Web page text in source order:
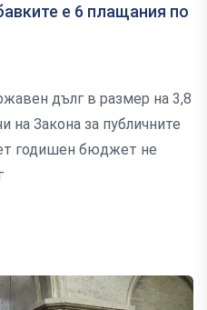
е 6 плащания по
дълг в размер на 3,8
на Закона за публичните
годишен бюджет не